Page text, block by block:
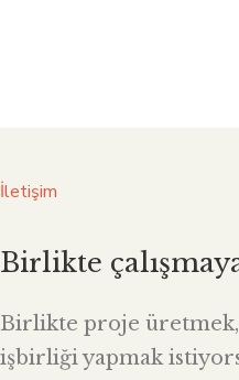
İletişim
Birlikte
Birlikte proje üretmek,
işbirliği yapmak